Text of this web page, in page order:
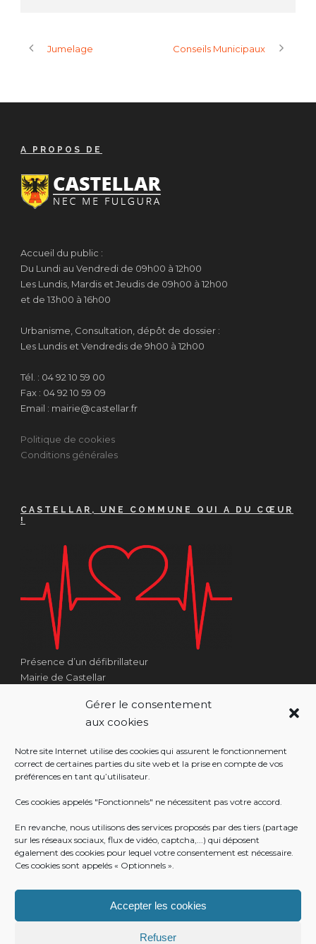
Gérer le consentement
aux cookies
Notre site Internet utilise des cookies qui assurent le fonctionnement
correct de certaines parties du site web et la prise en compte de vos
préférences en tant qu’utilisateur.
Ces cookies appelés "Fonctionnels" ne nécessitent pas votre accord.
En revanche, nous utilisons des services proposés par des tiers (partage
sur les réseaux sociaux, flux de vidéo, captcha,...) qui déposent
également des cookies pour lequel votre consentement est nécessaire.
Ces cookies sont appelés « Optionnels ».
Accepter les cookies
Refuser
Jumelage Conseils Municipaux
A PROPOS DE
Accueil du public :
Du Lundi au Vendredi de 09h00 à 12h00
Les Lundis, Mardis et Jeudis de 09h00 à 12h00
et de 13h00 à 16h00
Urbanisme, Consultation, dépôt de dossier :
Les Lundis et Vendredis de 9h00 à 12h00
Tél. : 04 92 10 59 00
Fax : 04 92 10 59 09
Email : mairie@castellar.fr
Politique de cookies
Conditions générales
CASTELLAR, UNE COMMUNE QUI A DU CŒUR
!
Présence d’un défibrillateur
Mairie de Castellar
Côté Escalier Rue Sarrail
06500 Castellar
RÉALISATION